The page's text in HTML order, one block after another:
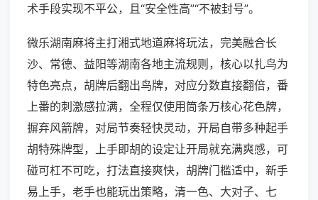
术手段实现不平公，且“安全性高”“不被封号”。
微乐湖南麻将主打湘式地道麻将玩法，完美融合长
沙、常德、益阳等湖南各地主流规则，核心以扎鸟为
特色亮点，胡牌后翻出鸟牌，对应分数直接翻倍，番
上番的刺激感拉满，全程仅使用筒条万核心花色牌，
摒弃风箭牌，对局节奏轻快灵动，开局自带多种起手
胡特殊牌型，上手即胡的设定让开局就充满爽感，可
碰可杠不可吃，打法直接爽快，胡牌门槛适中，新手
易上手，老手也能玩出策略，清一色、大对子、七